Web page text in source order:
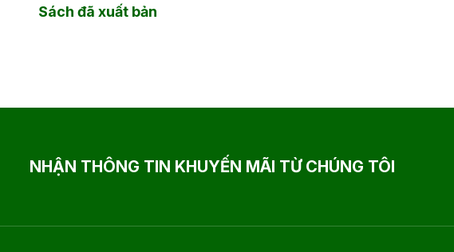
Sách đã xuất bản
NHẬN THÔNG TIN KHUYẾN MÃI TỪ CHÚNG TÔI